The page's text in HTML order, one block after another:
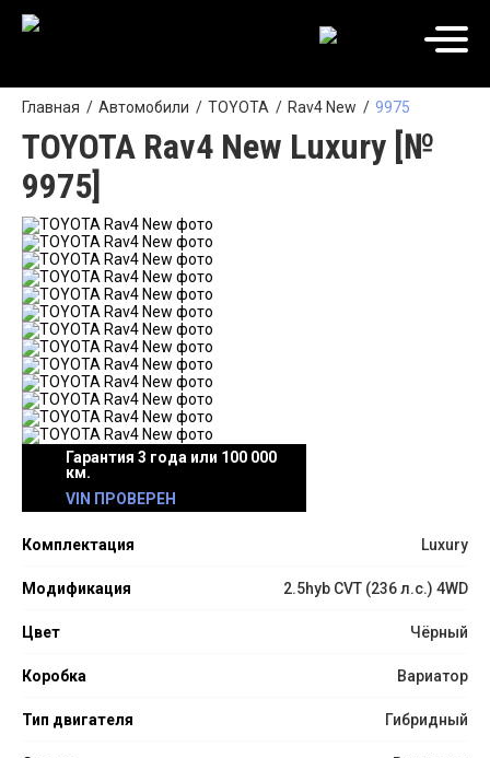
Главная Автомобили TOYOTA Rav4 New 9975
TOYOTA Rav4 New Luxury [№
9975]
Гарантия 3 года или 100 000
км.
VIN ПРОВЕРЕН
Комплектация Luxury
Модификация 2.5hyb CVT (236 л.с.) 4WD
Цвет Чёрный
Коробка Вариатор
Тип двигателя Гибридный